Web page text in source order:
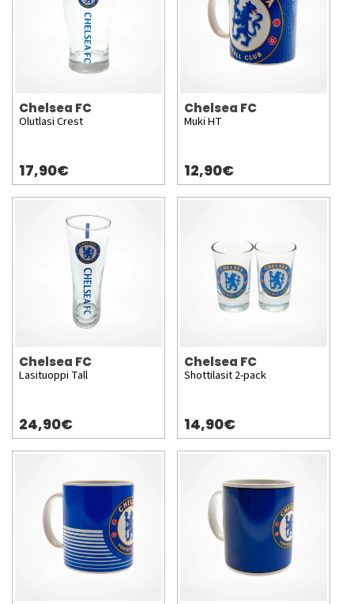
Chelsea FC
Olutlasi Crest
17,90€
Chelsea FC
Muki HT
12,90€
Chelsea FC
Lasituoppi Tall
24,90€
Chelsea FC
Shottilasit 2-pack
14,90€